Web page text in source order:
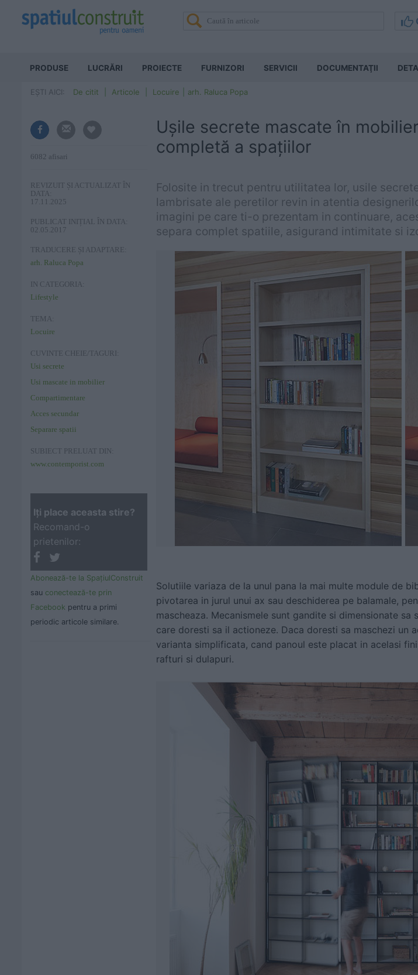
PRODUSE LUCRĂRI PROIECTE FURNIZORI SERVICII DOCUMENTAŢII
EȘTI AICI: De citit Articole Locuire arh. Raluca Popa
6082 afisari
REVIZUIT ȘI ACTUALIZAT ÎN
DATA:
17.11.2025
PUBLICAT INIȚIAL ÎN DATA:
02.05.2017
TRADUCERE ȘI ADAPTARE:
arh. Raluca Popa
IN CATEGORIA:
Lifestyle
TEMA:
Locuire
CUVINTE CHEIE/TAGURI:
Usi secrete
Usi mascate in mobilier
Compartimentare
Acces secundar
Separare spatii
SUBIECT PRELUAT DIN:
www.contemporist.com
Iţi place aceasta stire?
Recomand-o
prietenilor:
Abonează-te la SpaţiulConstruit
sau conectează-te prin
Facebook pentru a primi
periodic articole similare.
Ușile secrete mascate în
completă a spațiilor
Folosite in trecut pentru utilitatea lor, usile
lambrisate ale peretilor revin in atentia
imagini pe care ti-o prezentam in continuare,
separa complet spatiile, asigurand intimitate si
Solutiile variaza de la unul pana la mai multe module de
pivotarea in jurul unui ax sau deschiderea pe balamale,
mascheaza. Mecanismele sunt gandite si dimensionate
care doresti sa il actioneze. Daca doresti sa maschezi un
varianta simplificata, cand panoul este placat in acelasi
rafturi si dulapuri.